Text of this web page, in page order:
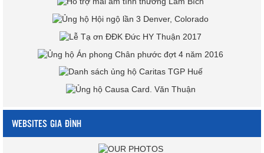
WEBSITES GIA ĐÌNH